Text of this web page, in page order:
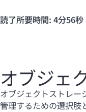
読了所要時間: 4分56
オブジェ
オブジェクトストレー
管理するための選択肢